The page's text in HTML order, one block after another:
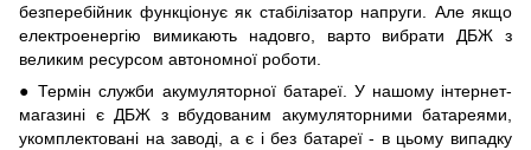
безперебійник функціонує як стабілізатор напруги. Але якщо
електроенергію вимикають надовго, варто вибрати ДБЖ з
великим ресурсом автономної роботи.
● Термін служби акумуляторної батареї. У нашому інтернет-
магазині є ДБЖ з вбудованим акумуляторними батареями,
укомплектовані на заводі, а є і без батареї - в цьому випадку